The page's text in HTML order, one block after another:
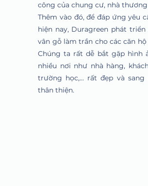
công của chung cư, nhà
Thêm vào đó, để đáp ứng yêu
hiện nay, Duragreen phát
vân gỗ làm trần cho các căn
Chúng ta rất dễ bắt gặp hình
nhiều nơi như nhà hàng,
trường học,... rất đẹp và
thân thiện.